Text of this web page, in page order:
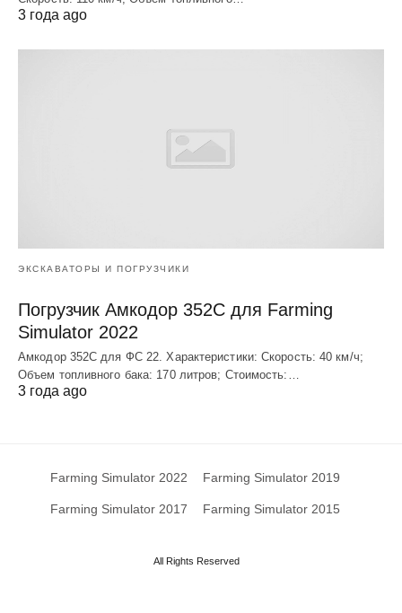
3 года ago
ЭКСКАВАТОРЫ И ПОГРУЗЧИКИ
Погрузчик Амкодор 352С для Farming
Simulator 2022
Амкодор 352С для ФС 22. Характеристики: Скорость: 40 км/ч;
Объем топливного бака: 170 литров; Стоимость:…
3 года ago
Farming Simulator 2022 Farming Simulator 2019
Farming Simulator 2017 Farming Simulator 2015
All Rights Reserved